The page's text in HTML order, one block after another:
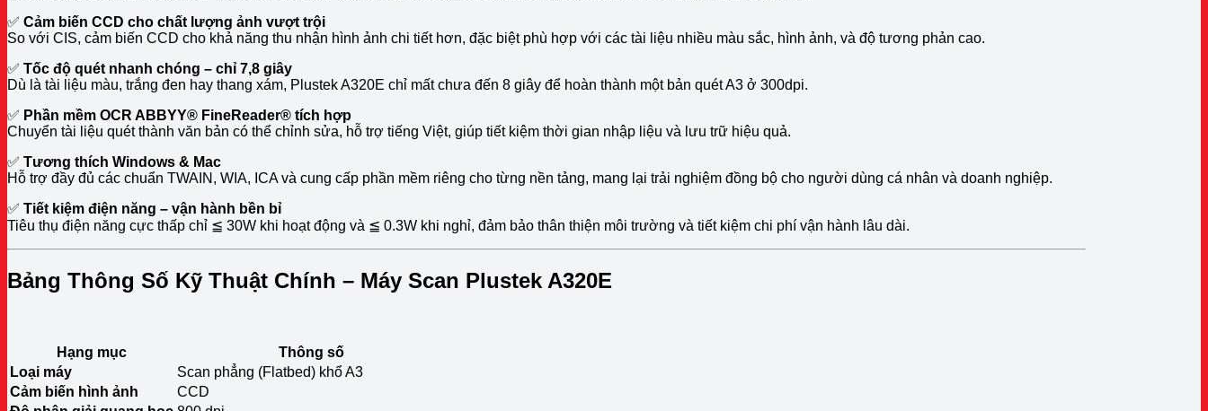
✅ Cảm biến CCD cho chất lượng ảnh vượt trội
So với CIS, cảm biến CCD cho khả năng thu nhận hình ảnh chi tiết hơn, đặc biệt phù hợp với các tài liệu nhiều màu sắc, hình ảnh, và độ tương phản cao.
✅ Tốc độ quét nhanh chóng – chỉ 7,8 giây
Dù là tài liệu màu, trắng đen hay thang xám, Plustek A320E chỉ mất chưa đến 8 giây để hoàn thành một bản quét A3 ở 300dpi.
✅ Phần mềm OCR ABBYY® FineReader® tích hợp
Chuyển tài liệu quét thành văn bản có thể chỉnh sửa, hỗ trợ tiếng Việt, giúp tiết kiệm thời gian nhập liệu và lưu trữ hiệu quả.
✅ Tương thích Windows & Mac
Hỗ trợ đầy đủ các chuẩn TWAIN, WIA, ICA và cung cấp phần mềm riêng cho từng nền tảng, mang lại trải nghiệm đồng bộ cho người dùng cá nhân và doanh nghiệp.
✅ Tiết kiệm điện năng – vận hành bền bỉ
Tiêu thụ điện năng cực thấp chỉ ≦ 30W khi hoạt động và ≦ 0.3W khi nghỉ, đảm bảo thân thiện môi trường và tiết kiệm chi phí vận hành lâu dài.
Bảng Thông Số Kỹ Thuật Chính – Máy Scan Plustek A320E
Hạng mục
Thông số
Loại máy
Scan phẳng (Flatbed) khổ A3
Cảm biến hình ảnh
CCD